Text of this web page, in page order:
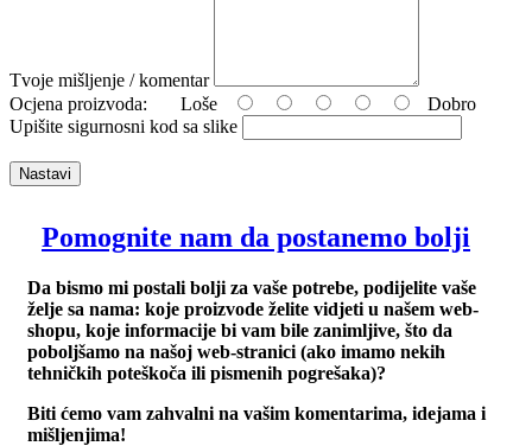
Tvoje mišljenje / komentar
Ocjena proizvoda:
Loše
Dobro
Upišite sigurnosni kod sa slike
Nastavi
Pomognite nam da postanemo bolji
Da bismo mi postali bolji za vaše potrebe, podijelite vaše
želje sa nama: koje proizvode želite vidjeti u našem web-
shopu, koje informacije bi vam bile zanimljive, što da
poboljšamo na našoj web-stranici (ako imamo nekih
tehničkih poteškoča ili pismenih pogrešaka)?
Biti ćemo vam zahvalni na vašim komentarima, idejama i
mišljenjima!